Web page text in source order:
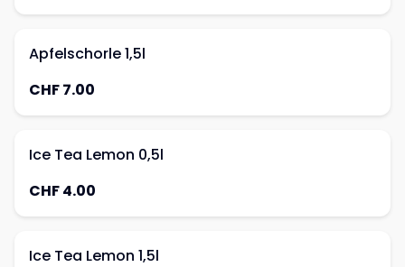
Apfelschorle 1,5l
CHF 7.00
Ice Tea Lemon 0,5l
CHF 4.00
Ice Tea Lemon 1,5l